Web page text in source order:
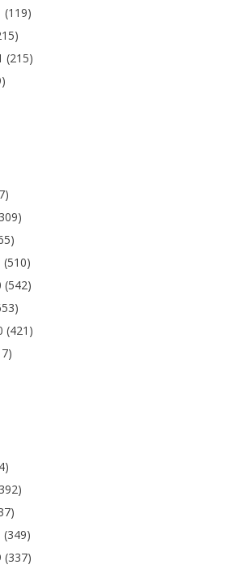
(119)
(215)
(510)
(542)
(421)
(349)
(337)